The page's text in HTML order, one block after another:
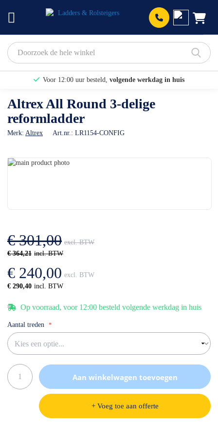
Voor 12:00 uur besteld, volgende werkdag in huis
Bekijk hier onze Actiepagina
Binnen 1 dag een
Altrex All Round 3-delige
reformladder
Merk: Altrex Art.nr.: LR1154-CONFIG
Ga
gallerij
€ 364,21
€ 301,00
€ 290,40
€ 240,00
Op voorraad, voor 12:00 besteld volgende werkdag in huis
Aantal treden
Aan winkelwagen toevoegen
+ Voeg toe aan offerte